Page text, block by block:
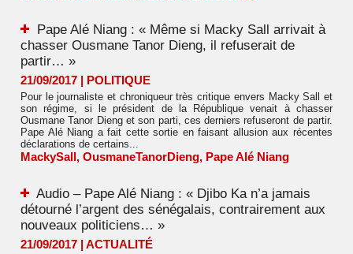
Pape Alé Niang : « Même si Macky Sall arrivait à
chasser Ousmane Tanor Dieng, il refuserait de
partir… »
21/09/2017 | POLITIQUE
Pour le journaliste et chroniqueur très critique envers Macky Sall et
son régime, si le président de la République venait à chasser
Ousmane Tanor Dieng et son parti, ces derniers refuseront de partir.
Pape Alé Niang a fait cette sortie en faisant allusion aux récentes
déclarations de certains...
MackySall, OusmaneTanorDieng, Pape Alé Niang
Audio – Pape Alé Niang : « Djibo Ka n’a jamais
détourné l’argent des sénégalais, contrairement aux
nouveaux politiciens… »
21/09/2017 | ACTUALITÉ